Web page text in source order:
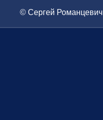
© Сергей Романцевич